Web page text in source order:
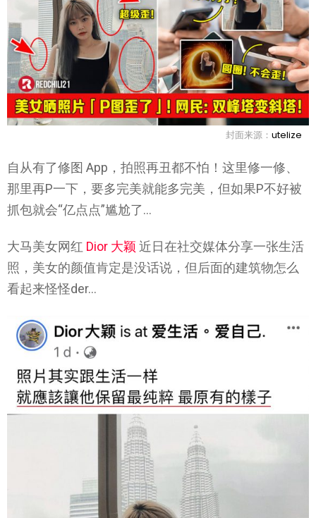
封面来源： utelize
自从有了修图 App，拍照再丑都不怕！这里修一修、
那里再P一下，要多完美就能多完美，但如果P不好被
抓包就会“亿点点”尴尬了…
大马美女网红 Dior 大颖 近日在社交媒体分享一张生活
照，美女的颜值肯定是没话说，但后面的建筑物怎么
看起来怪怪der…